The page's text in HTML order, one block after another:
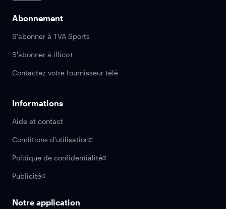
Abonnement
S'abonner à TVA Sports
S'abonner à illico+
Contactez votre fournisseur télé
Informations
Aide et contact
Conditions d'utilisation
Politique de confidentialité
Publicité
Notre application